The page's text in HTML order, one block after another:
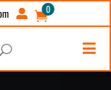
 
0

U